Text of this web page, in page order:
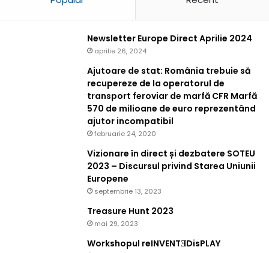
Newsletter Europe Direct Aprilie 2024
aprilie 26, 2024
Ajutoare de stat: România trebuie să
recupereze de la operatorul de
transport feroviar de marfă CFR Marfă
570 de milioane de euro reprezentând
ajutor incompatibil
februarie 24, 2020
Vizionare în direct și dezbatere SOTEU
2023 – Discursul privind Starea Uniunii
Europene
septembrie 13, 2023
Treasure Hunt 2023
mai 29, 2023
Workshopul reINVENTƎDisPLAY